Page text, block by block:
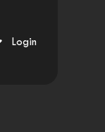
Login